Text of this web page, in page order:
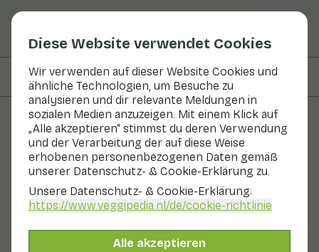
Diese Website verwendet Cookies
Wir verwenden auf dieser Website Cookies und
ähnliche Technologien, um Besuche zu
analysieren und dir relevante Meldungen in
sozialen Medien anzuzeigen. Mit einem Klick auf
„Alle akzeptieren“ stimmst du deren Verwendung
und der Verarbeitung der auf diese Weise
erhobenen personenbezogenen Daten gemäß
unserer Datenschutz- & Cookie-Erklärung zu.
Unsere Datenschutz- & Cookie-Erklärung:
https://www.veggipedia.nl/de/cookie-richtlinie
Alle akzeptieren
Auf dieser Seite Nährwerte
Rezepte
Gemüse-Törtchen aus
Süßkartoffeln und Lauch